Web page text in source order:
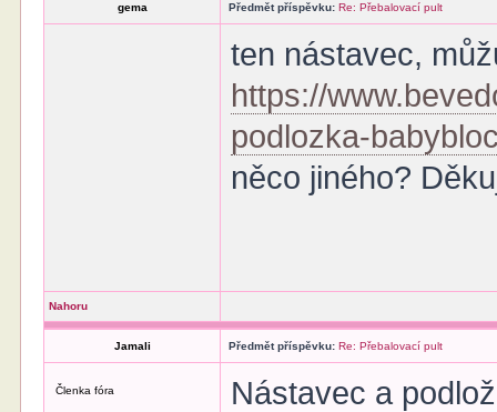
gema Předmět příspěvku: Re: Přebalovací pult
ten nástavec,
https://
podlozka-
něco jiného?
Nahoru
Jamali Předmět příspěvku: Re: Přebalovací pult
Členka fóra
Nástavec a